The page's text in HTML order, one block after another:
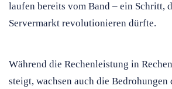
laufen bereits vom Band – ein Schritt,
Servermarkt revolutionieren dürfte.
Während die Rechenleistung in
steigt, wachsen auch die Bedrohungen